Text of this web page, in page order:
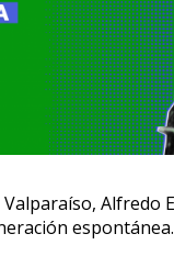
espontánea.